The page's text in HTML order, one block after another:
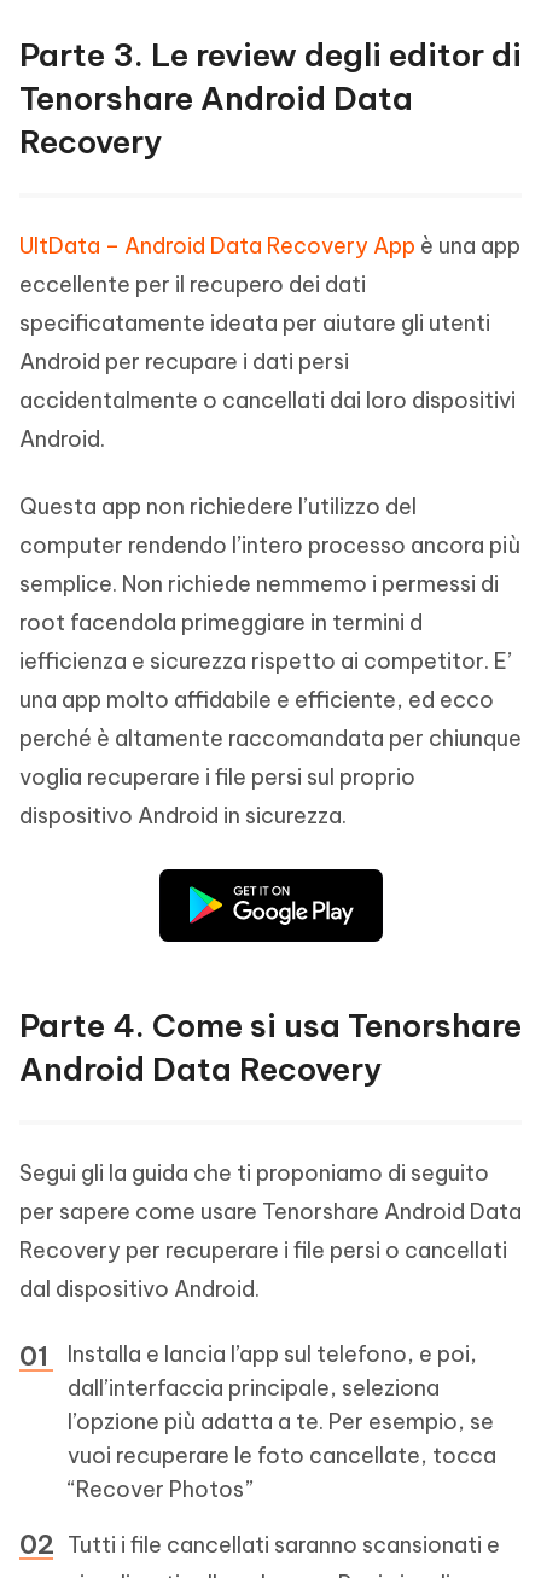
Parte 3. Le review degli editor di
Tenorshare Android Data
Recovery
UltData – Android Data Recovery App è una app
eccellente per il recupero dei dati
specificatamente ideata per aiutare gli utenti
Android per recupare i dati persi
accidentalmente o cancellati dai loro dispositivi
Android.
Questa app non richiedere l’utilizzo del
computer rendendo l’intero processo ancora più
semplice. Non richiede nemmemo i permessi di
root facendola primeggiare in termini d
iefficienza e sicurezza rispetto ai competitor. E’
una app molto affidabile e efficiente, ed ecco
perché è altamente raccomandata per chiunque
voglia recuperare i file persi sul proprio
dispositivo Android in sicurezza.
Parte 4. Come si usa Tenorshare
Android Data Recovery
Segui gli la guida che ti proponiamo di seguito
per sapere come usare Tenorshare Android Data
Recovery per recuperare i file persi o cancellati
dal dispositivo Android.
Installa e lancia l’app sul telefono, e poi,
dall’interfaccia principale, seleziona
l’opzione più adatta a te. Per esempio, se
vuoi recuperare le foto cancellate, tocca
“Recover Photos”
Tutti i file cancellati saranno scansionati e